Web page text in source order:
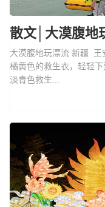
散文│大漠腹地
大漠腹地玩漂流 新疆 王
橘黄色的救生衣，轻轻
淡青色救生...